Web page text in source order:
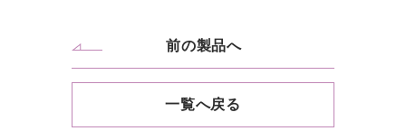
前の製品へ
一覧へ戻る